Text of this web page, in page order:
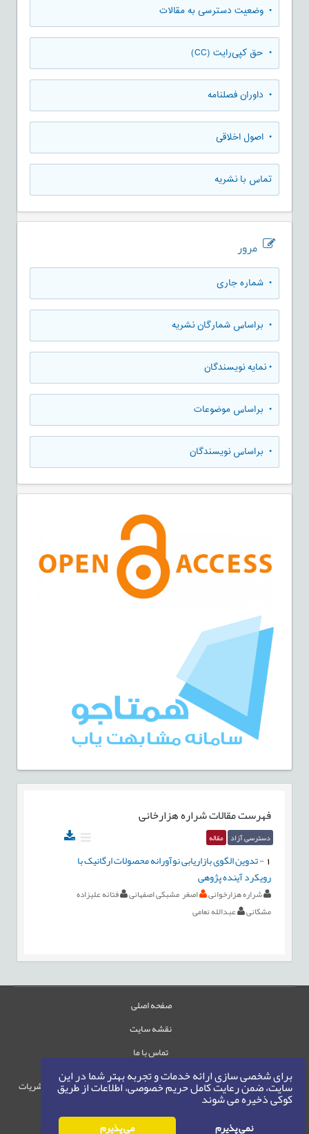
برای شخصی سازی ارائه خدمات و تجربه بهتر شما در این
سایت، ضمن رعایت کامل حریم خصوصی، اطلاعات از طریق
کوکی ذخیره می شوند
نمی پذیرم می پذیرم
• وضعیت دسترسی به مقالات
• حق کپی‌رایت (CC)
• داوران فصلنامه
• اصول اخلاقی
تماس با نشریه
مرور
• شماره جاری
• براساس شمارگان نشریه
•نمایه نویسندگان
• براساس موضوعات
• براساس نویسندگان
فهرست مقالاتشراره هزارخانی
دسترسی آزاد مقاله
-تدوین الگوی بازاریابی نوآورانه محصولات ارگانیک با
رویکرد آینده پژوهی
شراره هزارخوانی اصغر مشبکی اصفهانی
فتانه علیزاده
مشکانی
عبدالله نعامی
صفحه اصلی
نقشه سایت
تماس با ما
حقوق این وب‌سایت متعلق به سامانه مدیریت نشریات
حق نشر©
1405-1396